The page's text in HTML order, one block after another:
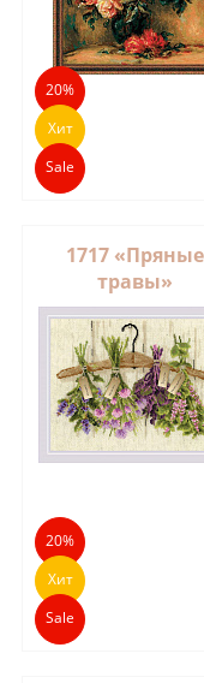
20%
Хит
Sale
1717 «Пряные
травы»
20%
Хит
Sale